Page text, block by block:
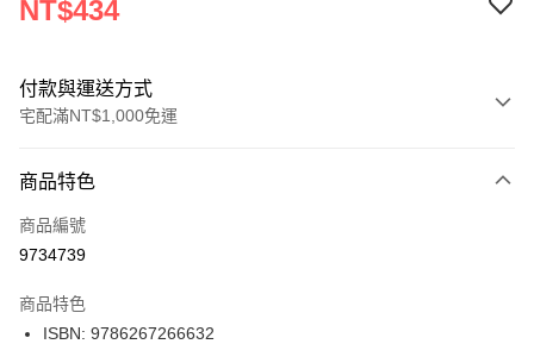
NT$434
付款與運送方式
宅配滿NT$1,000免運
icash Pay
信用卡一次付款
LINE Pay
商品特色
商品編號
9734739
商品特色
ISBN: 9786267266632